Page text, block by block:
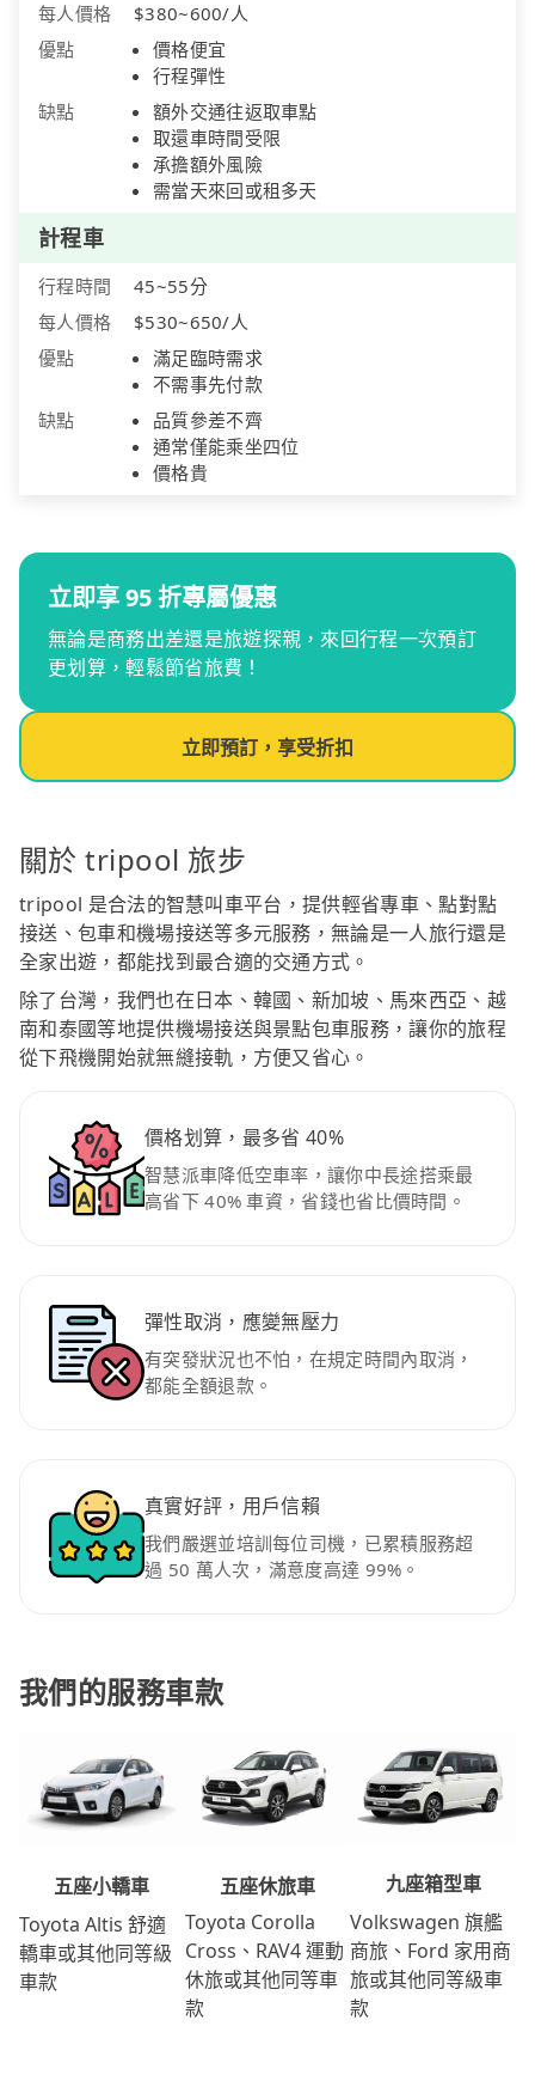
每人價格
$380~600/人
優點
價格便宜
行程彈性
缺點
額外交通往返取車點
取還車時間受限
承擔額外風險
需當天來回或租多天
計程車
行程時間
45~55分
每人價格
$530~650/人
優點
滿足臨時需求
不需事先付款
缺點
品質參差不齊
通常僅能乘坐四位
價格貴
立即享 95 折專屬優惠
無論是商務出差還是旅遊探親，來回行程一次預訂
更划算，輕鬆節省旅費！
立即預訂，享受折扣
關於 tripool 旅步
tripool 是合法的智慧叫車平台，提供輕省專車、點對點
接送、包車和機場接送等多元服務，無論是一人旅行還是
全家出遊，都能找到最合適的交通方式。
除了台灣，我們也在日本、韓國、新加坡、馬來西亞、越
南和泰國等地提供機場接送與景點包車服務，讓你的旅程
從下飛機開始就無縫接軌，方便又省心。
價格划算，最多省 40%
智慧派車降低空車率，讓你中長途搭乘最
高省下 40% 車資，省錢也省比價時間。
彈性取消，應變無壓力
有突發狀況也不怕，在規定時間內取消，
都能全額退款。
真實好評，用戶信賴
我們嚴選並培訓每位司機，已累積服務超
過 50 萬人次，滿意度高達 99%。
我們的服務車款
五座小轎車
Toyota Altis 舒適
轎車或其他同等級
車款
五座休旅車
Toyota Corolla
Cross、RAV4 運動
休旅或其他同等車
款
九座箱型車
Volkswagen 旗艦
商旅、Ford 家用商
旅或其他同等級車
款